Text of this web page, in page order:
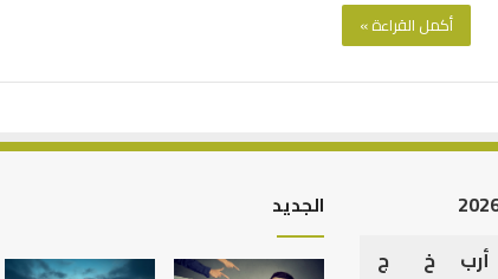
أكمل القراءة »
أرب خ
ج
الجديد